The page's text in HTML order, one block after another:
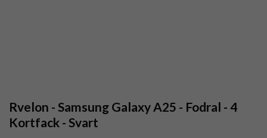
Rvelon - Samsung Galaxy A25 - Fodral - 4
Kortfack - Svart